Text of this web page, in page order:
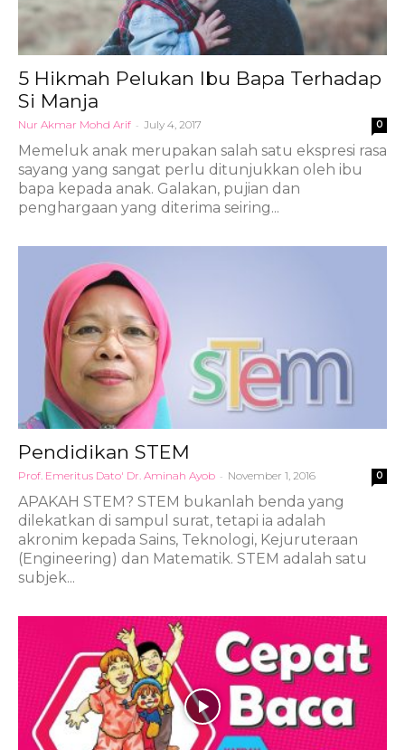
5 Hikmah Pelukan Ibu Bapa Terhadap
Si Manja
Nur Akmar Mohd Arif - July 4, 2017 0
Memeluk anak merupakan salah satu ekspresi rasa
sayang yang sangat perlu ditunjukkan oleh ibu
bapa kepada anak. Galakan, pujian dan
penghargaan yang diterima seiring...
Pendidikan STEM
Prof. Emeritus Dato' Dr. Aminah Ayob - November 1, 2016 0
APAKAH STEM? STEM bukanlah benda yang
dilekatkan di sampul surat, tetapi ia adalah
akronim kepada Sains, Teknologi, Kejuruteraan
(Engineering) dan Matematik. STEM adalah satu
subjek...